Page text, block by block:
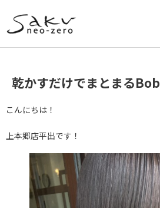
乾かすだけでまとまるBob
こんにちは！
上本郷店平出です！